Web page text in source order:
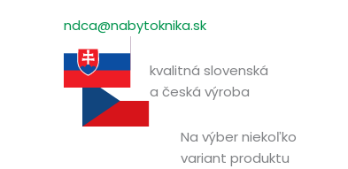
ndca@nabytoknika.sk
kvalitná slovenská
a česká výroba
Na výber niekoľko
variant produktu